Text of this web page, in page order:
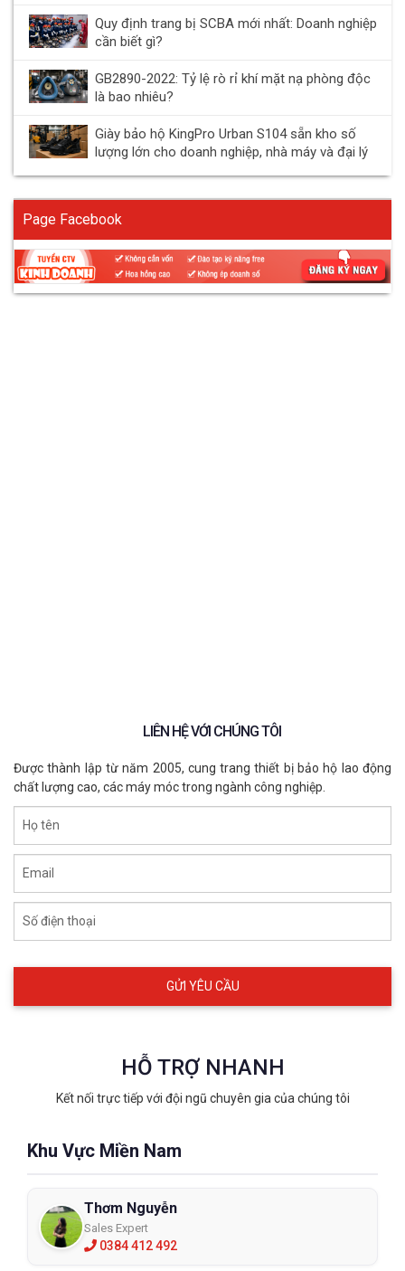
Quy định trang bị SCBA mới nhất: Doanh nghiệp
cần biết gì?
GB2890-2022: Tỷ lệ rò rỉ khí mặt nạ phòng độc
là bao nhiêu?
Giày bảo hộ KingPro Urban S104 sẵn kho số
lượng lớn cho doanh nghiệp, nhà máy và đại lý
Page Facebook
LIÊN HỆ VỚI CHÚNG TÔI
Được thành lập từ năm 2005, cung trang thiết bị bảo hộ lao động
chất lượng cao, các máy móc trong ngành công nghiệp.
Họ tên
Email
Số điện thoại
HỖ TRỢ NHANH
Kết nối trực tiếp với đội ngũ chuyên gia của chúng tôi
Khu Vực Miền Nam
Thơm Nguyễn
Sales Expert
0384 412 492